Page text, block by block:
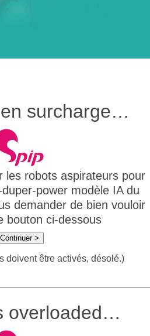
surcharge…
les robots aspirateurs pour
power modèle IA du
demander de bien vouloir
bouton ci-dessous
Continuer >
doivent être activés, désolé.)
overloaded…